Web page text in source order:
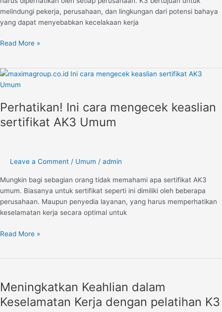
melindungi pekerja, perusahaan, dan lingkungan dari potensi bahaya
yang dapat menyebabkan kecelakaan kerja
Read More »
Perhatikan! Ini cara mengecek keaslian
sertifikat AK3 Umum
Leave a Comment / Umum / admin
Mungkin bagi sebagian orang tidak memahami apa sertifikat AK3
umum. Biasanya untuk sertifikat seperti ini dimiliki oleh beberapa
perusahaan. Maupun penyedia layanan, yang harus memperhatikan
keselamatan kerja secara optimal untuk
Perhatikan!
Ini
mengecek
keaslian
sertifikat
Read More »
Meningkatkan Keahlian dalam
Keselamatan Kerja dengan pelatihan K3
dalam
Keselamatan
Kerja